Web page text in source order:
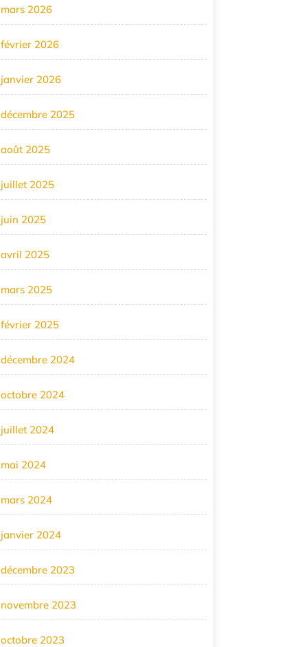
mars 2026
février 2026
janvier 2026
décembre 2025
août 2025
juillet 2025
juin 2025
avril 2025
mars 2025
février 2025
décembre 2024
octobre 2024
juillet 2024
mai 2024
mars 2024
janvier 2024
décembre 2023
novembre 2023
octobre 2023